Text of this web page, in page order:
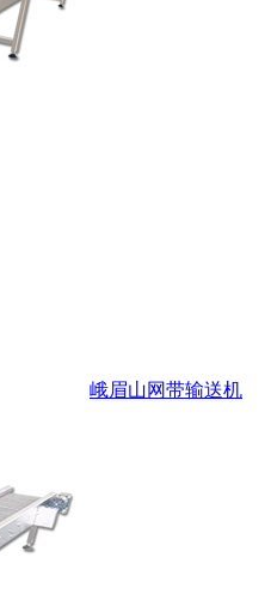
峨眉山网带输送机